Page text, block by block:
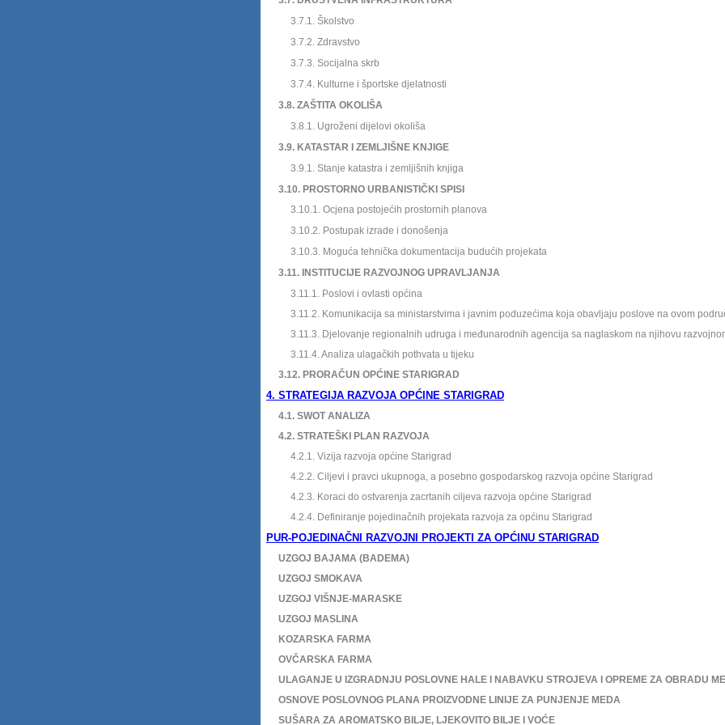
3.7.1. Školstvo
3.7.2. Zdravstvo
3.7.3. Socijalna skrb
3.7.4. Kulturne i športske djelatnosti
3.8. ZAŠTITA OKOLIŠA
3.8.1. Ugroženi dijelovi okoliša
3.9. KATASTAR I ZEMLJIŠNE KNJIGE
3.9.1. Stanje katastra i zemljišnih knjiga
3.10. PROSTORNO URBANISTI ČKI SPISI
3.10.1. Ocjena postojećih prostornih planova
3.10.2. Postupak izrade i donošenja
3.10.3. Moguća tehnička dokumentacija budućih projekata
3.11. INSTITUCIJE RAZVOJNOG UPRAVLJANJA
3.11.1. Poslovi i ovlasti općina
3.11.2. Komunikacija sa ministarstvima i javnim poduzećima koja obavljaju poslove na ovom
3.11.3. Djelovanje regionalnih udruga i međunarodnih agencija sa naglaskom na njihovu
3.11.4. Analiza ulagačkih pothvata u tijeku
3.12. PRORAČUN OPĆINE STARIGRAD
4. STRATEGIJA RAZVOJA OPĆINE STARIGRAD
4.1. SWOT ANALIZA
4.2. STRATEŠKI PLAN RAZVOJA
4.2.1. Vizija razvoja općine Starigrad
4.2.2. Ciljevi i pravci ukupnoga, a posebno gospodarskog razvoja općine Starigrad
4.2.3. Koraci do ostvarenja zacrtanih ciljeva razvoja općine Starigrad
4.2.4. Definiranje pojedinačnih projekata razvoja za općinu Starigrad
PUR-POJEDINAČNI RAZVOJNI PROJEKTI ZA OPĆINU STARIGRAD
UZGOJ BAJAMA (BADEMA)
UZGOJ SMOKAVA
UZGOJ VIŠNJE-MARASKE
UZGOJ MASLINA
KOZARSKA FARMA
OVČARSKA FARMA
ULAGANJE U IZGRADNJU POSLOVNE HALE I NABAVKU STROJEVA I OPREME ZA OBRADU
OSNOVE POSLOVNOG PLANA PROIZVODNE LINIJE ZA PUNJENJE MEDA
SUŠARA ZA AROMATSKO BILJE, LJEKOVITO BILJE I VOĆE